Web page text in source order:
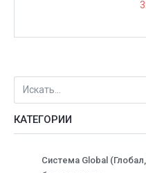
КАТЕГОРИИ
Система Global